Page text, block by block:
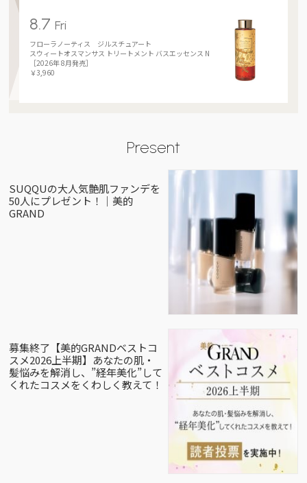
8.7Fri
フローラノーティス ジルスチュアート
スウィートオスマンサス トリートメント バスエッセンス N
［2026年 8月発売］
￥3,960
Present
SUQQUの大人気艶肌ファンデを
50人にプレゼント！｜美的
GRAND
募集終了【美的GRANDベストコ
スメ2026上半期】あなたの肌・
髪悩みを解消し、”経年美化”して
くれたコスメをくわしく教えて！